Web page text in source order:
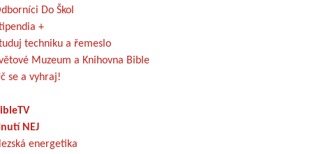
Do Škol
+
techniku a řemeslo
Muzeum a Knihovna Bible
se a vyhraj!
NEJ
energetika